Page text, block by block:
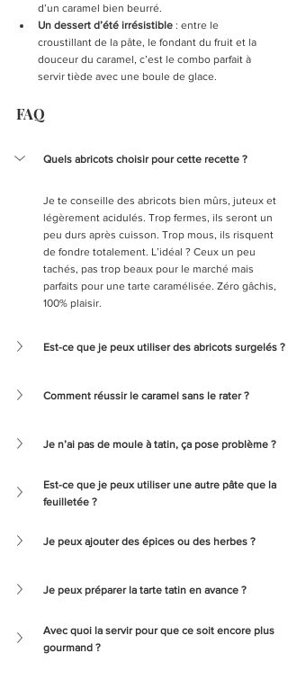
d’un caramel bien beurré.
Un dessert d’été irrésistible : entre le
croustillant de la pâte, le fondant du fruit et la
douceur du caramel, c’est le combo parfait à
servir tiède avec une boule de glace.
FAQ
Quels abricots choisir pour cette recette ?
Je te conseille des abricots bien mûrs, juteux et
légèrement acidulés. Trop fermes, ils seront un
peu durs après cuisson. Trop mous, ils risquent
de fondre totalement. L’idéal ? Ceux un peu
tachés, pas trop beaux pour le marché mais
parfaits pour une tarte caramélisée. Zéro gâchis,
100% plaisir.
Est-ce que je peux utiliser des abricots surgelés ?
Comment réussir le caramel sans le rater ?
Je n’ai pas de moule à tatin, ça pose problème ?
Est-ce que je peux utiliser une autre pâte que la
feuilletée ?
Je peux ajouter des épices ou des herbes ?
Je peux préparer la tarte tatin en avance ?
Avec quoi la servir pour que ce soit encore plus
gourmand ?